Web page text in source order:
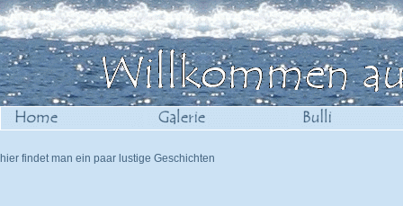
hier findet man ein paar lustige Geschichten